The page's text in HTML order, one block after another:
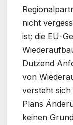
nicht
ist; die EU-
Dutzend
von
versteht sich
Plans
keinen